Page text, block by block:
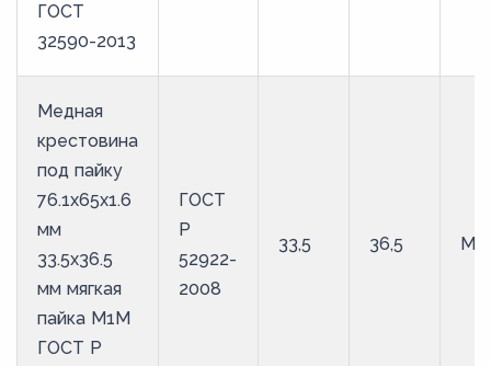
ГОСТ
32590-2013
Медная
крестовина
под пайку
76.1х65х1.6
мм
33.5х36.5
мм мягкая
пайка М1М
ГОСТ Р
ГОСТ
Р
52922-
2008
33,5 36,5